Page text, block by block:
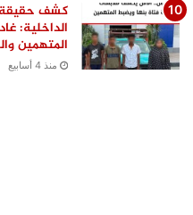
كشف حقيقة
الداخلية:
المتهمين
منذ 4 أسابيع